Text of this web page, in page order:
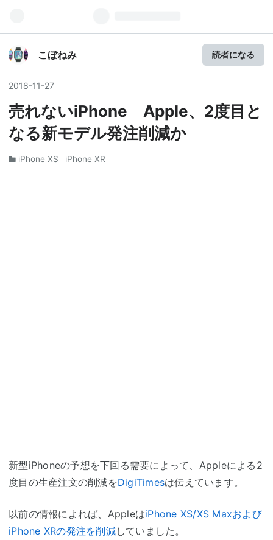
こぼねみ 読者になる
2018-11-27
売れないiPhone Apple、2度目と
なる新モデル発注削減か
iPhone XS iPhone XR
新型iPhoneの予想を下回る需要によって、Appleによる2
度目の生産注文の削減をDigiTimesは伝えています。
以前の情報によれば、AppleはiPhone XS/XS Maxおよび
iPhone XRの発注を削減していました。